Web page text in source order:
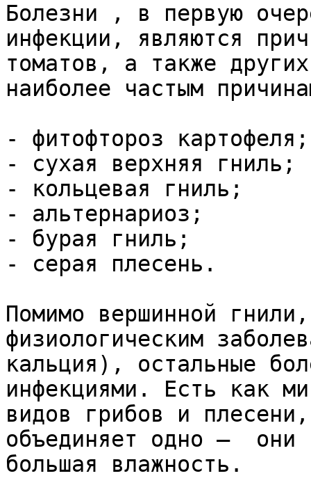
Болезни , в первую
инфекции, являются
томатов, а также
наиболее частым
- фитофтороз картофеля;
- сухая верхняя гниль;
- кольцевая гниль;
- альтернариоз;
- бурая гниль;
- серая плесень.
Помимо вершинной
физиологическим
кальция), остальные
инфекциями. Есть как
видов грибов и
объединяет одно –
большая влажность.